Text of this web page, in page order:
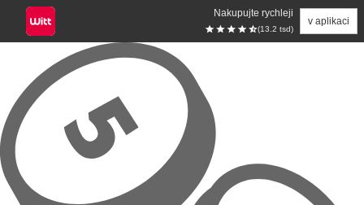
Nakupujte rychleji
(13.2 tsd)
v aplikaci
Přeskočit na hlavní obsah